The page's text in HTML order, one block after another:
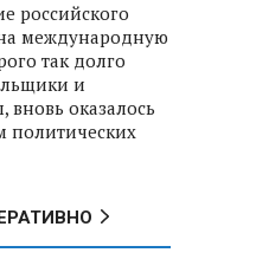
российского
международную
так долго
и
вновь оказалось
политических